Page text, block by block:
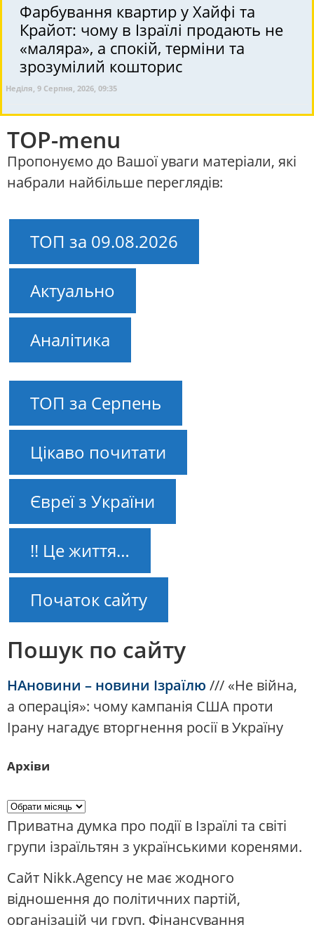
Фарбування квартир у Хайфі та
Крайот: чому в Ізраїлі продають не
«маляра», а спокій, терміни та
зрозумілий кошторис
Неділя, 9 Серпня, 2026, 09:35
TOP-menu
Пропонуємо до Вашої уваги матеріали, які
набрали найбільше переглядів:
ТОП за 09.08.2026
Актуально
Аналітика
ТОП за Серпень
Цікаво почитати
Євреї з України
!! Це життя…
Початок сайту
Пошук по сайту
НАновини – новини Ізраїлю /// «Не війна,
а операція»: чому кампанія США проти
Ірану нагадує вторгнення росії в Україну
Архіви
Приватна думка про події в Ізраїлі та світі
групи ізраїльтян з українськими коренями.
Сайт Nikk.Agency не має жодного
відношення до політичних партій,
організацій чи груп. Фінансування